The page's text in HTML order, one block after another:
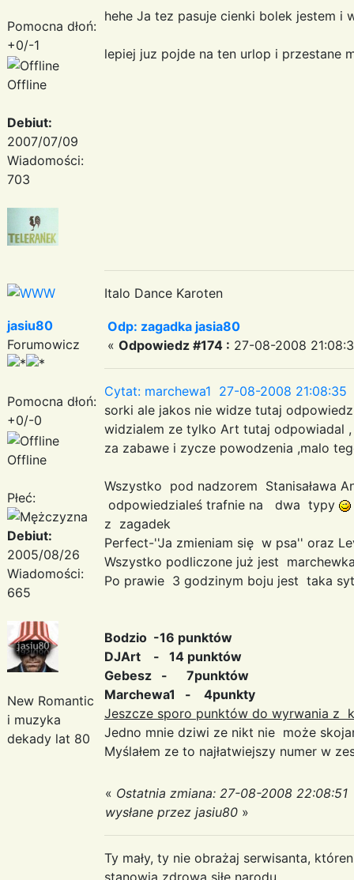
Pomocna dłoń:
+0/-1
Offline
Debiut:
2007/07/09
Wiadomości:
703
hehe Ja tez pasuje cienki bolek jestem i
lepiej juz pojde na ten urlop i przestane
Italo Dance Karoten
jasiu80
Forumowicz
Pomocna dłoń:
+0/-0
Offline
Płeć:
Debiut:
2005/08/26
Wiadomości:
665
New Romantic
i muzyka
dekady lat 80
Odp: zagadka jasia80
« Odpowiedz #174 : 27-08-2008
Cytat: marchewa1 27-08-2008 21:08:35
sorki ale jakos nie widze tutaj
widzialem ze tylko Art tutaj odpowiadal
za zabawe i zycze powodzenia ,malo
Wszystko pod nadzorem Stanisaława
odpowiedzialeś trafnie na dwa typy
z zagadek
Perfect-''Ja zmieniam się w psa'' oraz
Wszystko podliczone już jest
Po prawie 3 godzinym boju jest taka
Bodzio -16 punktów
DJArt - 14 punktów
Gebesz - 7punktów
Marchewa1 - 4punkty
Jeszcze sporo punktów do wyrwania z
Jedno mnie dziwi ze nikt nie może
Myślałem ze to najłatwiejszy numer w
« Ostatnia zmiana: 27-08-2008 22:08:51
wysłane przez jasiu80 »
Ty mały, ty nie obrażaj serwisanta,
stanowią zdrową siłę narodu